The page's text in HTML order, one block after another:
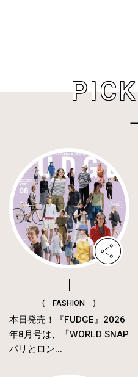
( FASHION )
本日発売！『FUDGE』2026
年8月号は、「WORLD SNAP
パリとロン...